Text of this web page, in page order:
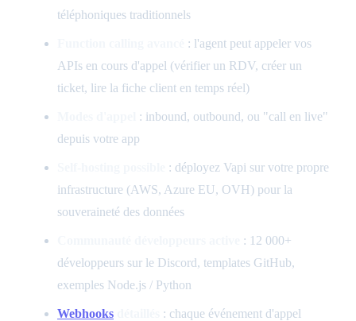
téléphoniques traditionnels
: l'agent peut appeler vos
APIs en cours d'appel (vérifier un RDV, créer un
ticket, lire la fiche client en temps réel)
: inbound, outbound, ou "call en live"
depuis votre app
: déployez Vapi sur votre propre
infrastructure (AWS, Azure EU, OVH) pour la
souveraineté des données
: 12 000+
développeurs sur le Discord, templates GitHub,
exemples Node.js / Python
Webhooks
: chaque événement d'appel